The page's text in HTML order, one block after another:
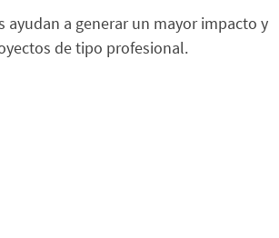
ayudan a generar un mayor impacto y
de tipo profesional.